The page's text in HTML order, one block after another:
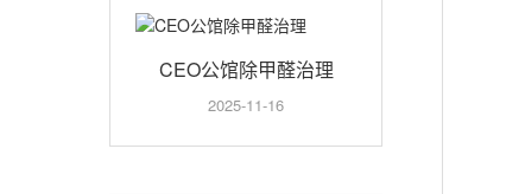
CEO公馆除甲醛治理
2025-11-16